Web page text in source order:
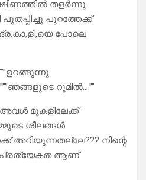
തളർന്നു
പുറത്തേക്ക്
പോലെ
റൂമിൽ….””
അവൾ മുകളിലേക്ക്
ശീലങ്ങൾ
അറിയുന്നതല്ലേ??? നിന്റെ
പ്രത്യേകത ആണ്